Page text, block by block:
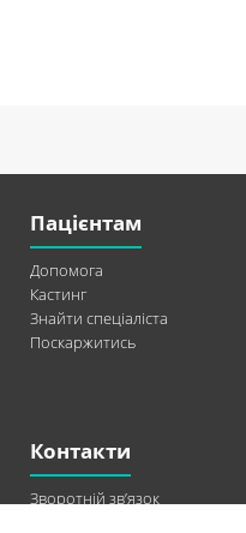
Пацієнтам
Допомога
Кастинг
Знайти спеціаліста
Поскаржитись
Контакти
Зворотній зв’язок